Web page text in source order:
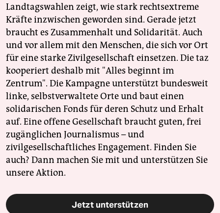
Landtagswahlen zeigt, wie stark rechtsextreme
Kräfte inzwischen geworden sind. Gerade jetzt
braucht es Zusammenhalt und Solidarität. Auch
und vor allem mit den Menschen, die sich vor Ort
für eine starke Zivilgesellschaft einsetzen. Die taz
kooperiert deshalb mit "Alles beginnt im
Zentrum". Die Kampagne unterstützt bundesweit
linke, selbstverwaltete Orte und baut einen
solidarischen Fonds für deren Schutz und Erhalt
auf. Eine offene Gesellschaft braucht guten, frei
zugänglichen Journalismus – und
zivilgesellschaftliches Engagement. Finden Sie
auch? Dann machen Sie mit und unterstützen Sie
unsere Aktion.
Jetzt unterstützen